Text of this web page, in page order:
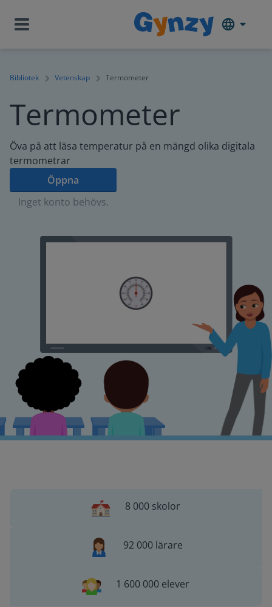
Bibliotek Vetenskap Termometer
Termometer
Öva på att läsa temperatur på en mängd olika digitala
termometrar
Öppna
Inget konto behövs.
8 000 skolor
92 000 lärare
1 600 000 elever